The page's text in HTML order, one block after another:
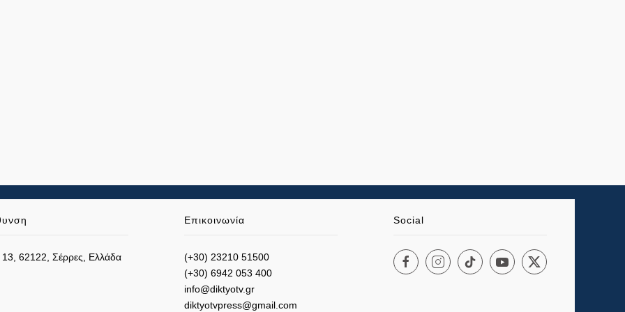
13, 62122, Σέρρες, Ελλάδα
Επικοινωνία
(+30) 23210 51500
(+30) 6942 053 400
info@diktyotv.gr
diktyotvpress@gmail.com
Social